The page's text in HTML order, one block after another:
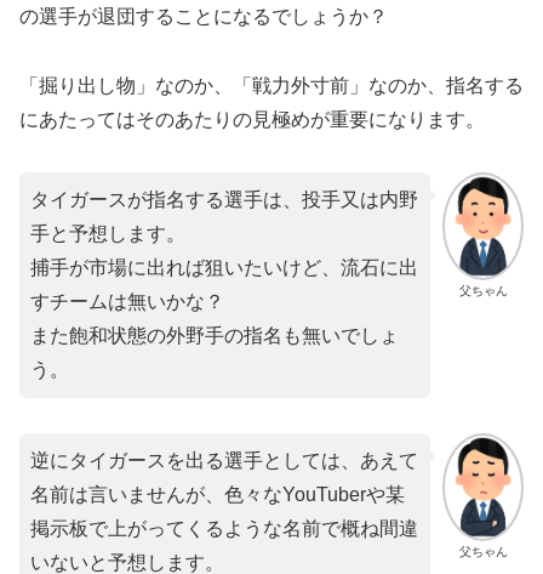
の選手が退団することになるでしょうか？
「掘り出し物」なのか、「戦力外寸前」なのか、指名する
にあたってはそのあたりの見極めが重要になります。
父ちゃん
タイガースが指名する選手は、投手又は内野
手と予想します。
捕手が市場に出れば狙いたいけど、流石に出
すチームは無いかな？
また飽和状態の外野手の指名も無いでしょ
う。
父ちゃん
逆にタイガースを出る選手としては、あえて
名前は言いませんが、色々なYouTuberや某
掲示板で上がってくるような名前で概ね間違
いないと予想します。